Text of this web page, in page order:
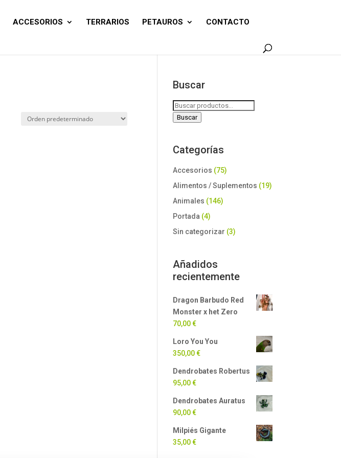
ACCESORIOS TERRARIOS PETAUROS CONTACTO
productos
Buscar
Buscar
por:
Buscar
Categorías
Accesorios (75)
Alimentos / Suplementos (19)
Animales (146)
Portada (4)
Sin categorizar (3)
Añadidos
recientemente
Dragon Barbudo Red
Monster x het Zero
70,00€
Loro You You
350,00€
Dendrobates Robertus
95,00€
Dendrobates Auratus
90,00€
Milpiés Gigante
35,00€